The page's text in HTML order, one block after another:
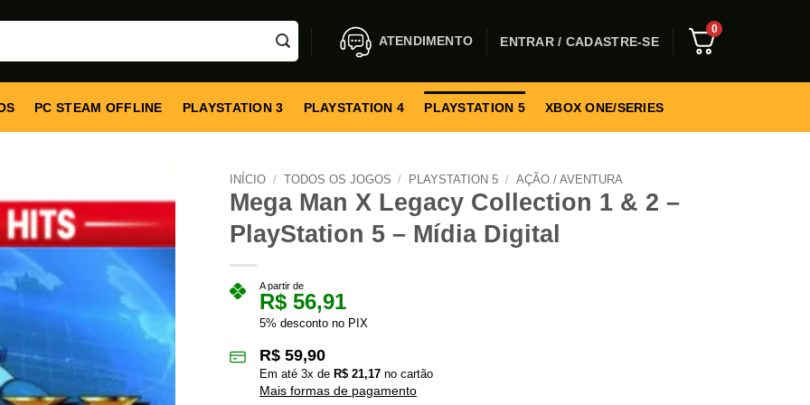
ATENDIMENTO ENTRAR / CADASTRE-SE
0
PC STEAM OFFLINE PLAYSTATION 3 PLAYSTATION 4 PLAYSTATION 5 XBOX ONE/SERIES
INÍCIO / TODOS OS JOGOS / PLAYSTATION 5 / AÇÃO / AVENTURA
Mega Man X Legacy Collection 1 & 2 –
PlayStation 5 – Mídia Digital
A partir de
R$ 56,91
5% desconto no PIX
R$ 59,90
Em até 3x de R$ 21,17 no cartão
Mais formas de pagamento